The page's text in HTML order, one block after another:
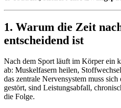
1. Warum die Zeit
entscheidend ist
Nach dem Sport läuft im Körper ein
ab: Muskelfasern heilen,
das zentrale Nervensystem muss
gestört, sind Leistungsabfall,
die Folge.